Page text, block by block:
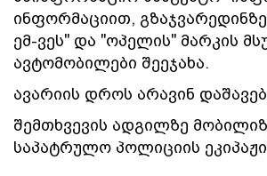
ინფორმაციით, გზაჯვარედინზე
ემ-ვეს" და "ოპელის" მარკის
ავტომობილები შეეჯახა.
ავარიის დროს არავინ
შემთხვევის ადგილზე
საპატრულო პოლიციის